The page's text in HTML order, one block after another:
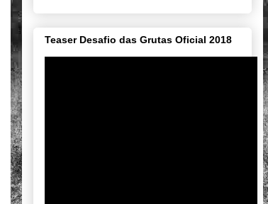
Teaser Desafio das Grutas Oficial 2018